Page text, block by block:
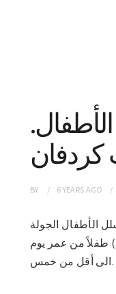
الأطفال.
كردفان
BY 6 YEARS AGO
شلل الأطفال الجولة
الثانية. وقال محجوب سراج؛ مدير إدارة التحصين الموسع بوزارة الصحة بالولاية إن الحملة تستهدف (335921) طفلاً من عمر يوم